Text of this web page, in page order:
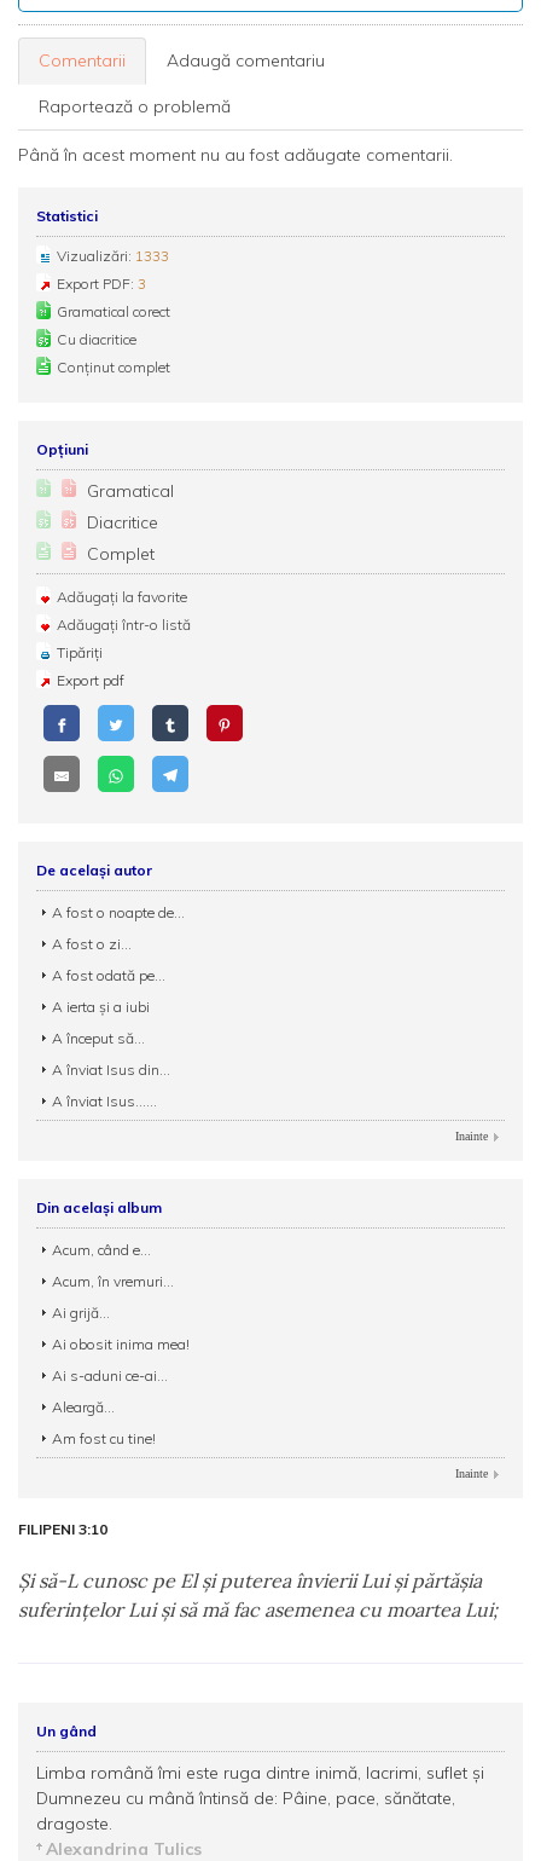
Comentarii Adaugă comentariu
Raportează o problemă
Până în acest moment nu au fost adăugate comentarii.
Statistici
Vizualizări: 1333
Export PDF: 3
Gramatical corect
Cu diacritice
Conținut complet
Opțiuni
Gramatical
Diacritice
Complet
Adăugați la favorite
Adăugați într-o listă
Tipăriți
Export pdf
De același autor
A fost o noapte de...
A fost o zi...
A fost odată pe...
A ierta şi a iubi
A început să...
A înviat Isus din...
A înviat Isus......
Inainte
Din același album
Acum, când e...
Acum, în vremuri...
Ai grijă...
Ai obosit inima mea!
Ai s-aduni ce-ai...
Aleargă...
Am fost cu tine!
Inainte
FILIPENI 3:10
Şi să-L cunosc pe El şi puterea învierii Lui şi părtăşia
suferinţelor Lui şi să mă fac asemenea cu moartea Lui;
Un gând
Limba română îmi este ruga dintre inimă, lacrimi, suflet și
Dumnezeu cu mână întinsă de: Pâine, pace, sănătate,
dragoste.
Alexandrina Tulics